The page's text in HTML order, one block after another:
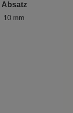
Absatz
10 mm